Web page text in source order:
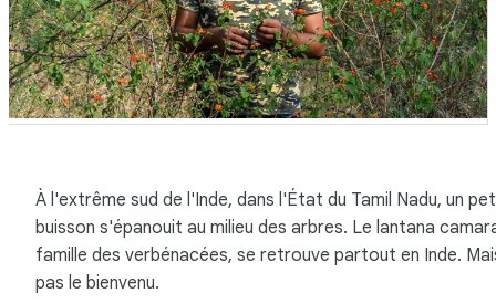
À l'extrême sud de l'Inde, dans l'État du Tamil Nadu, un
buisson s'épanouit au milieu des arbres. Le lantana
famille des verbénacées, se retrouve partout en Inde.
pas le bienvenu.